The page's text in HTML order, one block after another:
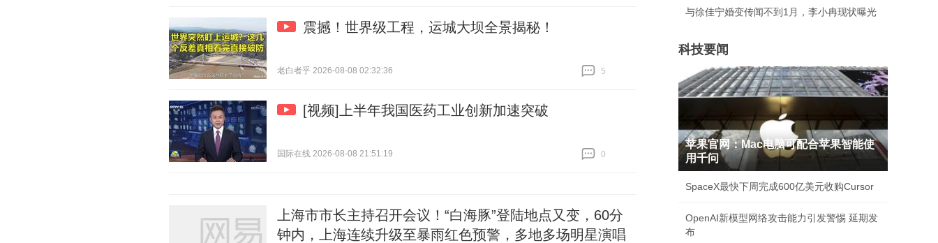
震撼！世界级工程，运城大坝全景揭秘！
老白者乎 2026-08-08 02:32:36
5
[视频]上半年我国医药工业创新加速突破
国际在线 2026-08-08 21:51:19
0
上海市市长主持召开会议！“白海豚”登陆地点又变，60分
钟内，上海连续升级至暴雨红色预警，多地多场明星演唱
与徐佳宁婚变传闻不到1月，李小冉现状曝光
科技要闻
苹果官网：Mac电脑可配合苹果智能使
用千问
SpaceX最快下周完成600亿美元收购Cursor
OpenAI新模型网络攻击能力引发警惕 延期发
布